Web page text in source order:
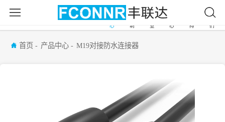
首
页
产
品
中
心
由
定
制
用
行
业
心
持
于
我
们
首页 产品中心 M19对接防水连接器